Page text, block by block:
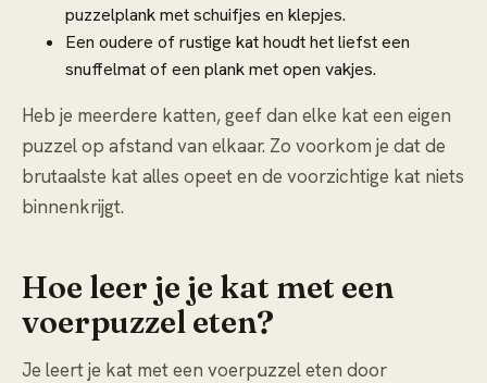
puzzelplank met schuifjes en klepjes.
Een oudere of rustige kat houdt het liefst een
snuffelmat of een plank met open vakjes.
Heb je meerdere katten, geef dan elke kat een eigen
puzzel op afstand van elkaar. Zo voorkom je dat de
brutaalste kat alles opeet en de voorzichtige kat niets
binnenkrijgt.
Hoe leer je je kat met een
voerpuzzel eten?
Je leert je kat met een voerpuzzel eten door